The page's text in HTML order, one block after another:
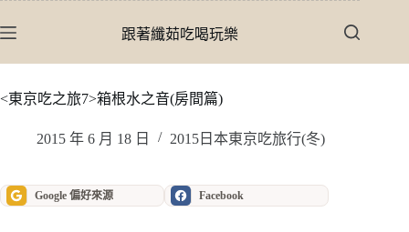
至
內
跟著纖茹吃喝玩樂
<東京吃之旅7>箱根水之音(房間篇)
2015 年 6 月 18 日 2015日本東京吃旅行(冬)
Google 偏好來源 Facebook